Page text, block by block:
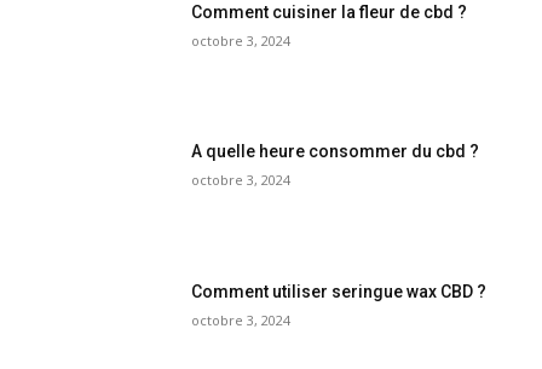
Comment cuisiner la fleur de cbd ?
octobre 3, 2024
A quelle heure consommer du cbd ?
octobre 3, 2024
Comment utiliser seringue wax CBD ?
octobre 3, 2024